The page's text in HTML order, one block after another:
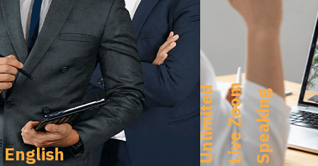
U
n
l
i
m
i
t
e
d
L
i
v
e
Z
o
om
S
p
e
a
k
i
n g